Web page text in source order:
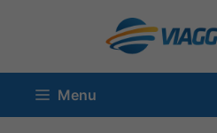
contenuto
Menu